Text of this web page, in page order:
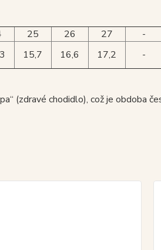
25 26 27
-
15,7 16,6 17,2
-
(zdravé chodidlo), což je obdoba